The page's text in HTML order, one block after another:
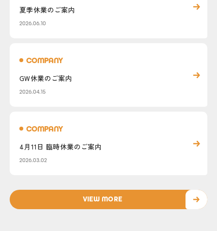
夏季休業のご案内
2026.06.10
COMPANY
GW休業のご案内
2026.04.15
COMPANY
4月11日 臨時休業のご案内
2026.03.02
VIEW MORE